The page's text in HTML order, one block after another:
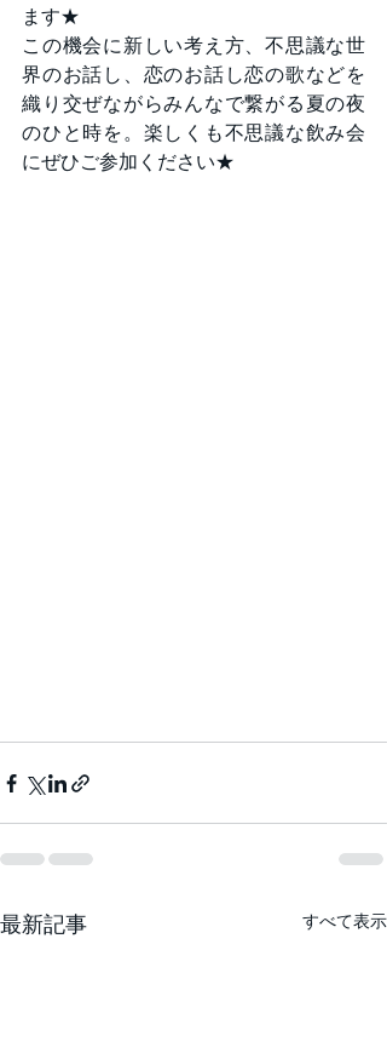
ます★
この機会に新しい考え方、不思議な世
界のお話し、恋のお話し恋の歌などを
織り交ぜながらみんなで繋がる夏の夜
のひと時を。楽しくも不思議な飲み会
にぜひご参加ください★
最新記事 すべて表示